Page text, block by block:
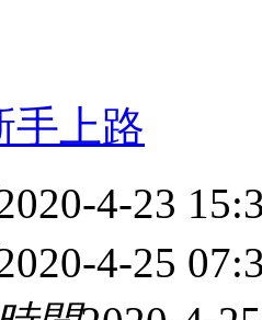
手上路
4-23
4-25